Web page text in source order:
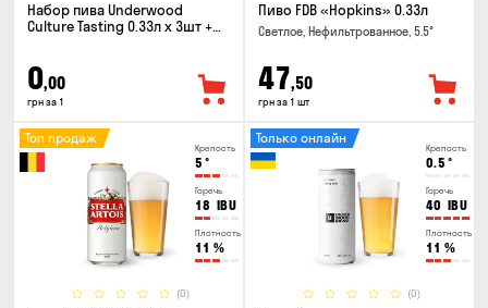
Набор пива Underwood
Culture Tasting 0.33л x 3шт +
0,00
грн за 1
Пиво FDB «Hopkins» 0.33л
Светлое, Нефильтрованное, 5.5°
47,50
грн за 1 шт
Крепость
5 °
Горечь
18 IBU
Плотность
11 %
(0)
Топ продаж
Крепость
0.5 °
Горечь
40 IBU
Плотность
11 %
(0)
Только онлайн